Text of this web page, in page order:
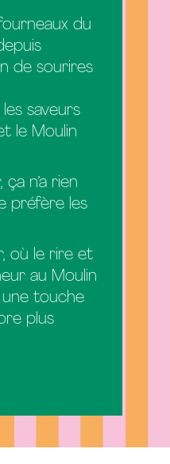
du
de sourires
saveurs
le Moulin
ça n’a rien
préfère les
où le rire et
au Moulin
une touche
plus